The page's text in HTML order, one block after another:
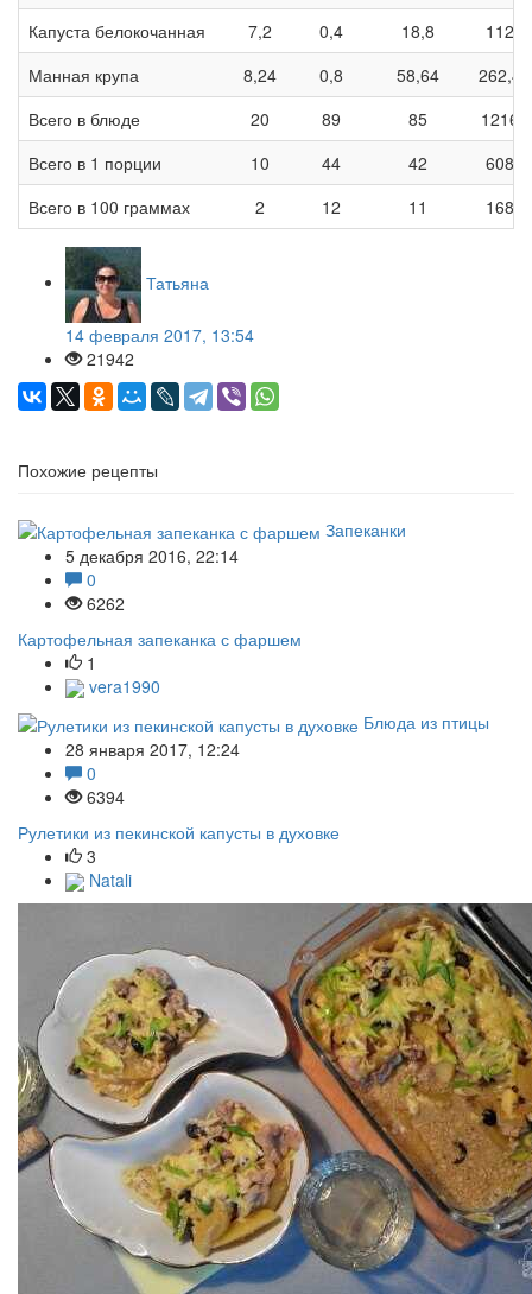
Капуста белокочанная
7,2 0,4 18,8
112
Манная крупа
8,24 0,8 58,64
262,4
Всего в блюде
20 89 85
1216
Всего в 1 порции
10 44 42
608
Всего в 100 граммах
2 12 11 168
Татьяна
14 февраля 2017, 13:54
21942
Похожие рецепты
Запеканки
5 декабря 2016, 22:14
0
6262
Картофельная запеканка с фаршем
1
vera1990
Блюда из птицы
28 января 2017, 12:24
0
6394
Рулетики из пекинской капусты в духовке
3
Natali